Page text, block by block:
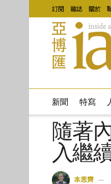
訂閱 雜誌 關於
新聞 特寫
隨著
入繼
本思齊